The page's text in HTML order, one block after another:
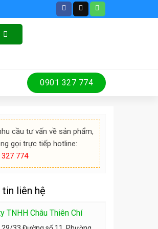
0901 327 774
cầu tư vấn về sản phẩm,
gọi trực tiếp hotline:
774
liên hệ
TNHH Châu Thiên Chí